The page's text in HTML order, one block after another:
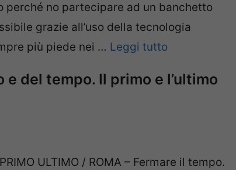
perché no partecipare ad un banchetto
grazie all’uso della tecnologia
più piede nei … Leggi tutto
del tempo. Il primo e l’ultimo
ULTIMO / ROMA – Fermare il tempo.